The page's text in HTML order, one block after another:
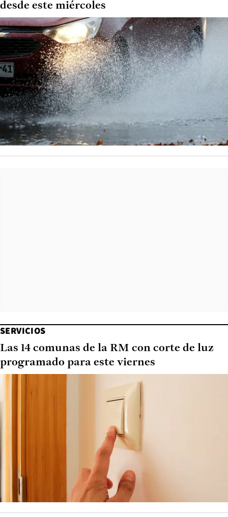
desde este miércoles
SERVICIOS
Las 14 comunas de la RM con corte de luz
programado para este viernes